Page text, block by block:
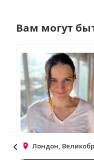
Вам могут
Лондон,